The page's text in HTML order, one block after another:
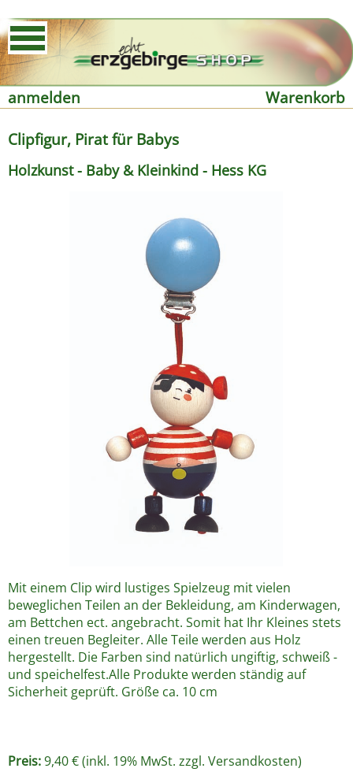
anmelden
Warenkorb
Clipfigur, Pirat für Babys
Holzkunst - Baby & Kleinkind - Hess KG
Mit einem Clip wird lustiges Spielzeug mit vielen
beweglichen Teilen an der Bekleidung, am Kinderwagen,
am Bettchen ect. angebracht. Somit hat Ihr Kleines stets
einen treuen Begleiter. Alle Teile werden aus Holz
hergestellt. Die Farben sind natürlich ungiftig, schweiß -
und speichelfest.Alle Produkte werden ständig auf
Sicherheit geprüft. Größe ca. 10 cm
Preis:9,40 € (inkl. 19% MwSt. zzgl. Versandkosten)